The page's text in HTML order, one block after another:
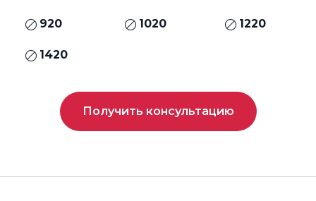
920 1020 1220
1420
Получить консультацию